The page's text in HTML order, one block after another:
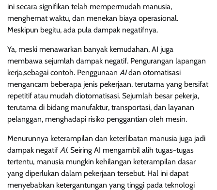
ini secara signifikan telah mempermudah manusia,
menghemat waktu, dan menekan biaya operasional.
Meskipun begitu, ada pula dampak negatifnya.
Ya, meski menawarkan banyak kemudahan, AI juga
membawa sejumlah dampak negatif. Pengurangan lapangan
kerja,sebagai contoh. Penggunaan AIdan otomatisasi
mengancam beberapa jenis pekerjaan, terutama yang bersifat
repetitif atau mudah diotomatisasi. Sejumlah besar pekerja,
terutama di bidang manufaktur, transportasi, dan layanan
pelanggan, menghadapi risiko penggantian oleh mesin.
Menurunnya keterampilan dan keterlibatan manusia juga jadi
dampak negatif AI. Seiring AI mengambil alih tugas-tugas
tertentu, manusia mungkin kehilangan keterampilan dasar
yang diperlukan dalam pekerjaan tersebut. Hal ini dapat
menyebabkan ketergantungan yang tinggi pada teknologi